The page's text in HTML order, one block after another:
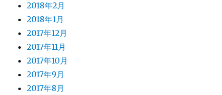
2018年2月
2018年1月
2017年12月
2017年11月
2017年10月
2017年9月
2017年8月